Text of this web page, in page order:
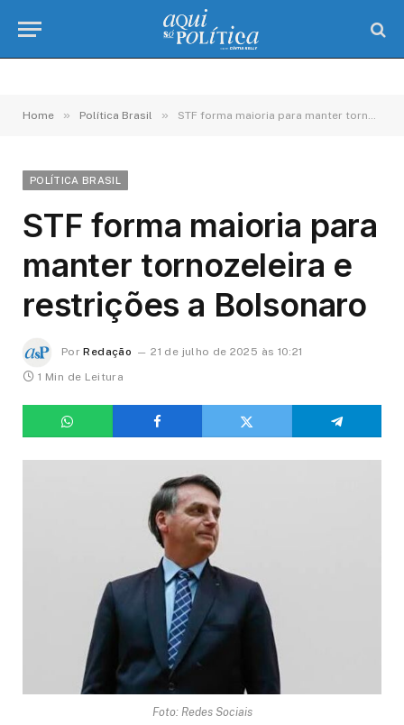
Home » Política Brasil » STF forma maioria para manter tornozeleira e restrições a Bolsonaro
POLÍTICA BRASIL
STF forma maioria para
manter tornozeleira e
restrições a Bolsonaro
Por Redação
21 de julho de 2025 às 10:21
1 Min de Leitura
Foto: Redes Sociais